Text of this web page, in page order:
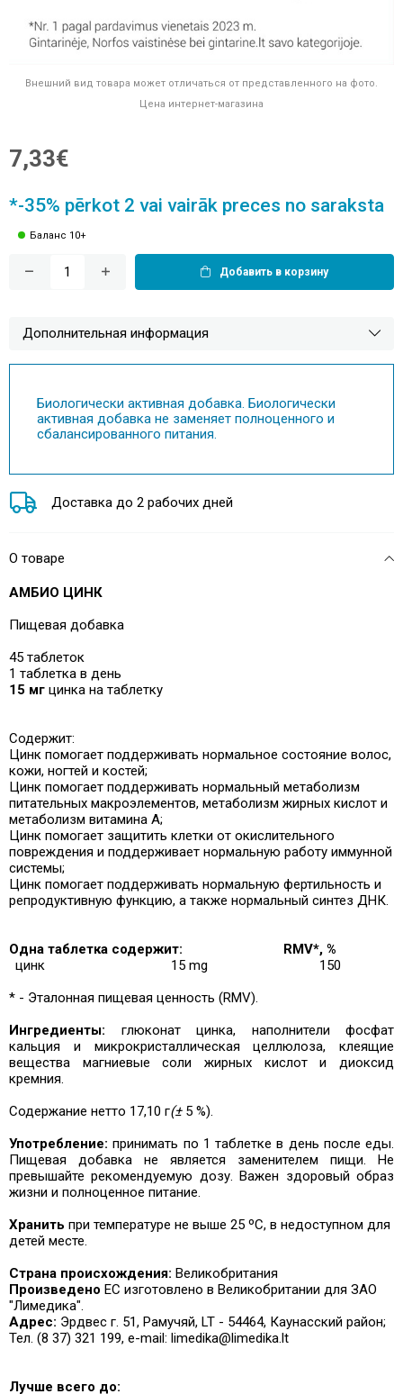
Внешний вид товара может отличаться от представленного на фото.
Цена интернет-магазина
7,33€
*-35% pērkot 2 vai vairāk preces no saraksta
Баланс 10+
Добавить в корзину
Дополнительная информация
Биологически активная добавка. Биологически
активная добавка не заменяет полноценного и
сбалансированного питания.
Доставка до 2 рабочих дней
О товаре
АМБИО ЦИНК
Пищевая добавка
45 таблеток
1 таблетка в день
15 мг цинка на таблетку
Содержит:
Цинк помогает поддерживать нормальное состояние волос,
кожи, ногтей и костей;
Цинк помогает поддерживать нормальный метаболизм
питательных макроэлементов, метаболизм жирных кислот и
метаболизм витамина А;
Цинк помогает защитить клетки от окислительного
повреждения и поддерживает нормальную работу иммунной
системы;
Цинк помогает поддерживать нормальную фертильность и
репродуктивную функцию, а также нормальный синтез ДНК.
Одна таблетка содержит:
RMV*, %
цинк
15 mg
150
* - Эталонная пищевая ценность (RMV).
Ингредиенты: глюконат цинка, наполнители фосфат
кальция и микрокристаллическая целлюлоза, клеящие
вещества магниевые соли жирных кислот и диоксид
кремния.
Содержание нетто 17,10 г(± 5 %).
Употребление: принимать по 1 таблетке в день после еды.
Пищевая добавка не является заменителем пищи. Не
превышайте рекомендуемую дозу.Важен здоровый образ
жизни и полноценное питание.
Хранить при температуре не выше 25 ºC, в недоступном для
детей месте.
Страна происхождения: Великобритания
Произведено ЕС изготовлено в Великобритании для ЗАО
"Лимедика".
Адрес: Эрдвес г. 51, Рамучяй, LT - 54464, Каунасский район;
Тел. (8 37) 321 199, e-mail: limedika@limedika.lt
Лучше всего до: